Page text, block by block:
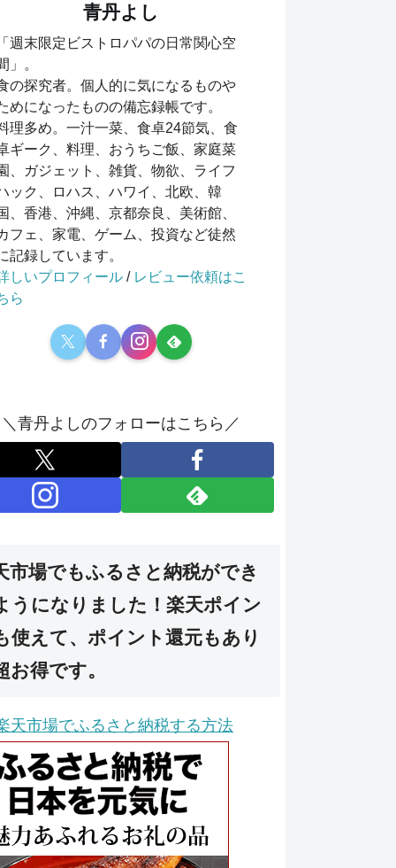
青丹よし
週末限定ビストロパパの日常関心空
」。
の探究者。個人的に気になるものや
めになったものの備忘録帳です。
理多め。一汁一菜、食卓24節気、食
ギーク、料理、おうちご飯、家庭菜
、ガジェット、雑貨、物欲、ライフ
ック、ロハス、ハワイ、北欧、韓
、香港、沖縄、京都奈良、美術館、
フェ、家電、ゲーム、投資など徒然
記録しています。
しいプロフィール / レビュー依頼はこ
ら
＼青丹よしのフォローはこちら／
市場でもふるさと納税ができ
うになりました！楽天ポイン
使えて、ポイント還元もあり
お得です。
天市場でふるさと納税する方法